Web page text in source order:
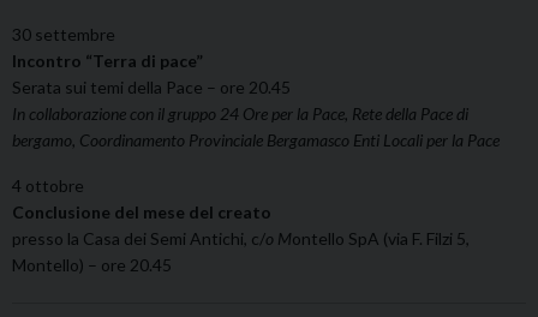
30 settembre
Incontro “Terra di pace”
Serata sui temi della Pace – ore 20.45
In collaborazione con il gruppo 24 Ore per la Pace, Rete della Pace di
bergamo, Coordinamento Provinciale Bergamasco Enti Locali per la Pace
4 ottobre
Conclusione del mese del creato
presso la Casa dei Semi Antichi, c/o Montello SpA (via F. Filzi 5,
Montello) – ore 20.45